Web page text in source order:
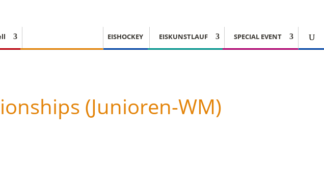
EISHOCKEY EISKUNSTLAUF SPECIAL EVENT
(Junioren-WM)